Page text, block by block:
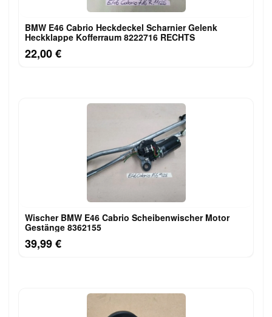
BMW E46 Cabrio Heckdeckel Scharnier Gelenk
Heckklappe Kofferraum 8222716 RECHTS
22,00 €
Wischer BMW E46 Cabrio Scheibenwischer Motor
Gestänge 8362155
39,99 €